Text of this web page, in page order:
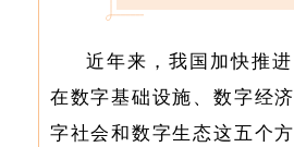
近年来，我国加快推
在数字基础设施、数字经
字社会和数字生态这五个